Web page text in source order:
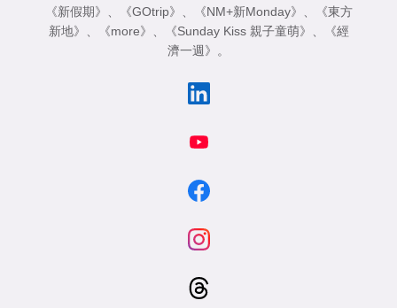
《新假期》
《GOtrip》 《NM+新Monday》
《東方
新地》
《more》 《Sunday Kiss 親子童萌》
《經
濟一週》
。